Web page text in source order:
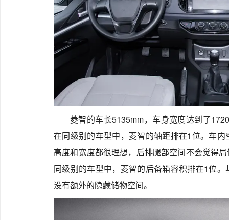
菱智的车长5135mm，车身宽度达到了
在同级别的车型中，菱智的轴距排在1位。车
高度和宽度都很理想，后排腿部空间不会觉得
同级别的车型中，菱智的后备箱容积排在1位
没有额外的隐藏储物空间。